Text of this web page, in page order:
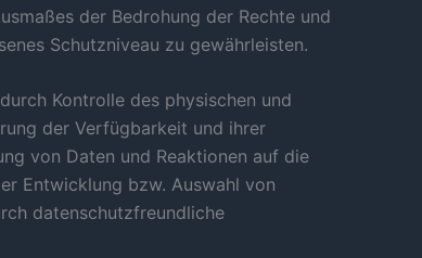
der Bedrohung der Rechte und
Schutzniveau zu gewährleisten.
Kontrolle des physischen und
der Verfügbarkeit und ihrer
von Daten und Reaktionen auf die
Entwicklung bzw. Auswahl von
datenschutzfreundliche